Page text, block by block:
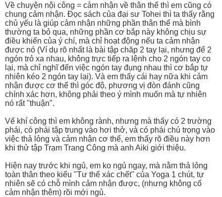
Về chuyện nội công = cảm nhận về thân thể thì em cũng có
chung cảm nhận. Đọc sách của đại sư Tohei thì ta thấy rằng
chủ yếu là giúp cảm nhận những phần thân thể mà bình
thường ta bỏ qua, những phần cơ bắp này không chịu sự
điều khiển của ý chí, mà chỉ hoạt động nếu ta cảm nhận
được nó (Ví dụ rõ nhất là bài tập chăp 2 tay lại, nhưng để 2
ngón trỏ xa nhau, không trực tiếp ra lệnh cho 2 ngón tay co
lại, mà chỉ nghĩ đến việc ngón tay đụng nhau thì cơ bắp tự
nhiên kéo 2 ngón tay lại). Và em thấy cái hay nữa khi cảm
nhận được cơ thể thì góc độ, phương vị đòn đánh cũng
chính xác hơn, không phải theo ý mình muốn mà tự nhiên
nó rất "thuận".
Vế khí công thì em không rành, nhưng mà thấy có 2 trường
phái, có phái tập trung vào hơi thở, và có phái chú trọng vào
việc thả lỏng và cảm nhận cơ thể, em thấy rõ điều này hơn
khi thử tập Trạm Trang Công mà anh Aiki giới thiệu.
Hiện nay trước khi ngủ, em ko ngủ ngay, mà nằm thả lỏng
toàn thân theo kiểu "Tư thế xác chết" của Yoga 1 chút, tự
nhiên sẽ có chỗ mình cảm nhận được, (nhưng không cố
cảm nhận thêm) rồi mới ngủ.